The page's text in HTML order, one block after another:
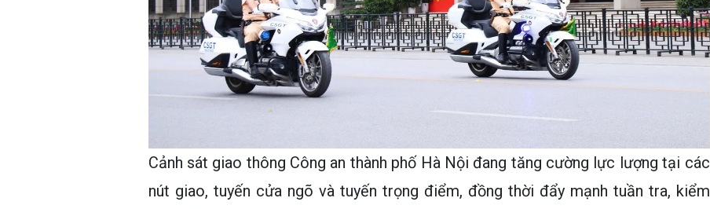
Cảnh sát giao thông Công an thành phố Hà Nội đang tăng cường lực lượng tại các
nút giao, tuyến cửa ngõ và tuyến trọng điểm, đồng thời đẩy mạnh tuần tra, kiểm